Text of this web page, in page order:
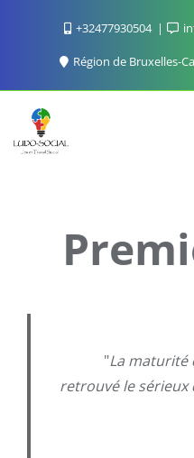
+32477930504
Région de Bruxelles-
"La maturité
retrouvé le sérieux